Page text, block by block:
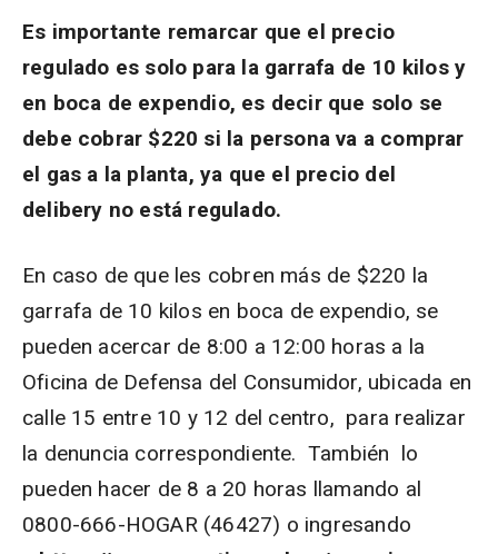
Es importante remarcar que el precio
regulado es solo para la garrafa de 10 kilos y
en boca de expendio, es decir que solo se
debe cobrar $220 si la persona va a comprar
el gas a la planta, ya que el precio del
delibery no está regulado.
En caso de que les cobren más de $220 la
garrafa de 10 kilos en boca de expendio, se
pueden acercar de 8:00 a 12:00 horas a la
Oficina de Defensa del Consumidor, ubicada en
calle 15 entre 10 y 12 del centro, para realizar
la denuncia correspondiente. También lo
pueden hacer de 8 a 20 horas llamando al
0800-666-HOGAR (46427) o ingresando